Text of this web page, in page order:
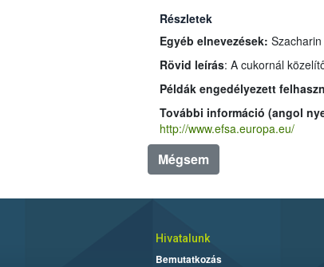
Részletek
Egyéb elnevezések:
Rövid leírás
Példák engedélyezett
További információ (angol
http://www.efsa.europa.eu/
Mégsem
Hivatalunk
Bemutatkozás